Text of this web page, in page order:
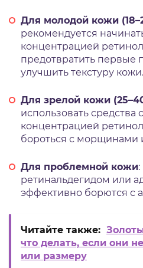
Для молодой кожи
рекомендуется
концентрацией
предотвратить первые
улучшить текстуру кожи.
Для зрелой кожи
использовать средства
концентрацией
бороться с морщинами
Для проблемной кожи
ретинальдегидом или
эффективно борются с
Читайте также:
что делать, если они
или размеру